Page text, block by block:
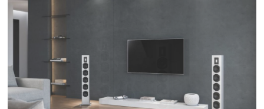
contenu externe, vous acceptez lestermes et conditions
Voir la vidéo